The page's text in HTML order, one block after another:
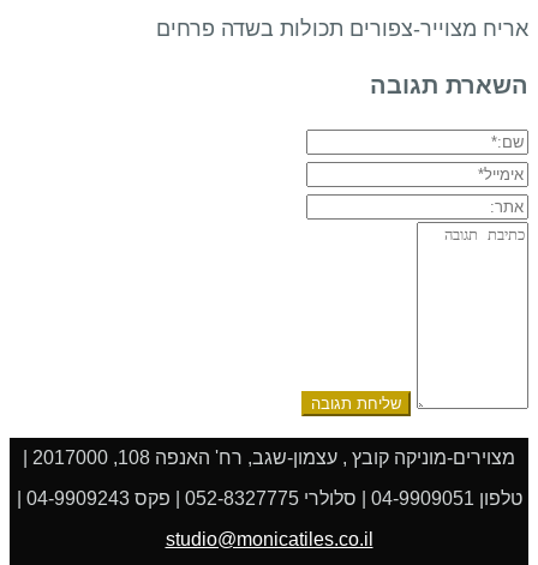
אריח מצוייר-צפורים תכולות בשדה פרחים
השארת תגובה
שם:*
אימייל*
אתר:
תגובה:
טלפון 04-9909051 | סלולרי 052-8327775 | פקס 04-9909243 |
studio@monicatiles.co.il